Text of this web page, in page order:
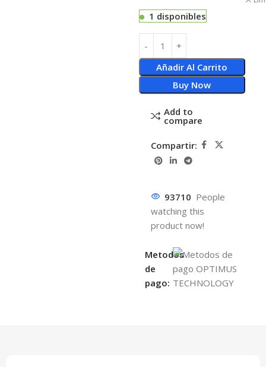
1 disponibles
Añadir Al Carrito
Buy Now
Add to
compare
Compartir:
93710 People
watching this
product now!
Metodos
de
pago: